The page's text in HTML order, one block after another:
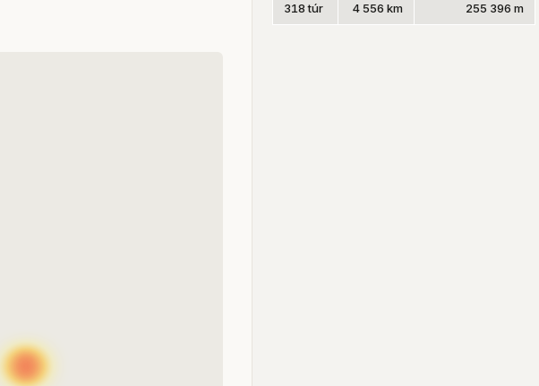
318 túr 4 556 km 255 396 m